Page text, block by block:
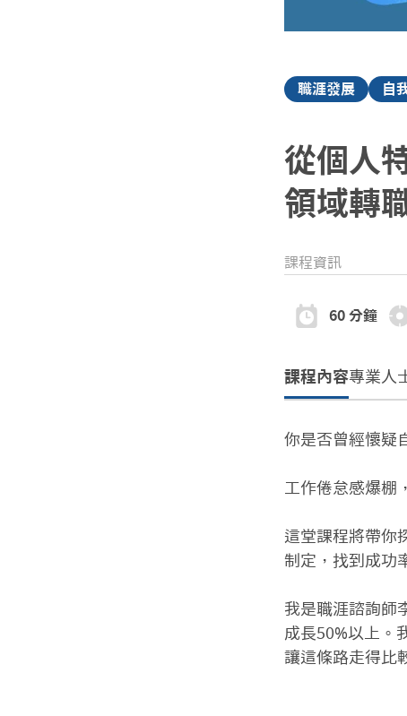
職涯發展 自
從個人
領域轉
課程資訊
60 分鐘
課程內容專業人
你是否曾經懷疑
工作倦怠感爆棚
這堂課程將帶你
制定，找到成功
我是職涯諮詢師
成長50%以上。
讓這條路走得比